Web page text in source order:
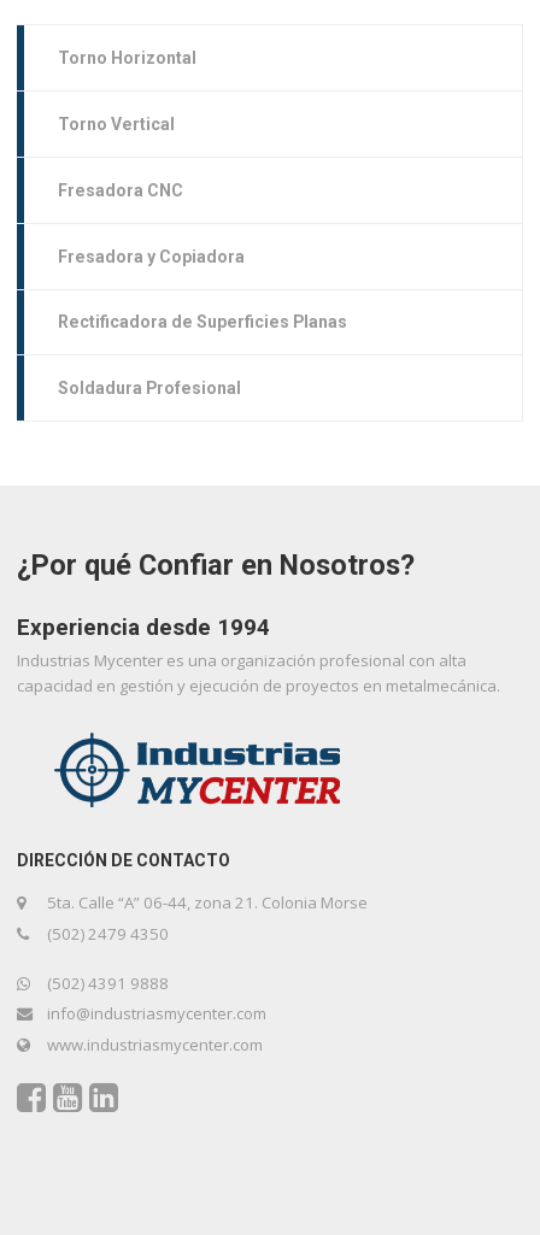
Torno Horizontal
Torno Vertical
Fresadora CNC
Fresadora y Copiadora
Rectificadora de Superficies Planas
Soldadura Profesional
¿Por qué Confiar en Nosotros?
Experiencia desde 1994
Industrias Mycenter es una organización profesional con alta
capacidad en gestión y ejecución de proyectos en metalmecánica.
DIRECCIÓN DE CONTACTO
5ta. Calle “A” 06-44, zona 21. Colonia Morse
(502) 2479 4350
(502) 4391 9888
info@industriasmycenter.com
www.industriasmycenter.com